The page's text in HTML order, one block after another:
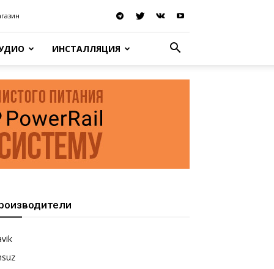
ИНСТАЛЛЯЦИЯ